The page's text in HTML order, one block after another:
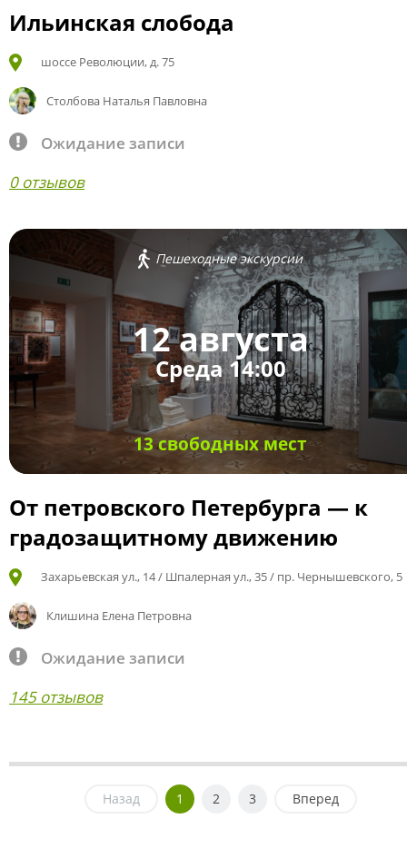
Ильинская слобода
шоссе Революции, д. 75
Столбова Наталья Павловна
Ожидание записи
0 отзывов
Пешеходные экскурсии
12 августа
Среда 14:00
13 свободных мест
От петровского Петербурга — к
градозащитному движению
Захарьевская ул., 14 / Шпалерная ул., 35 / пр. Чернышевского, 5
Клишина Елена Петровна
Ожидание записи
145 отзывов
Назад 1 2 3 Вперед